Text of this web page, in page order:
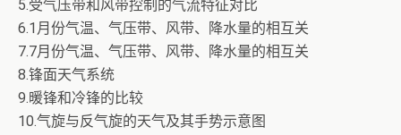
5.受气压带和风带控制的气流特征对比
6.1月份气温、气压带、风带、降水量的相互关
7.7月份气温、气压带、风带、降水量的相互关
8.锋面天气系统
9.暖锋和冷锋的比较
10.气旋与反气旋的天气及其手势示意图